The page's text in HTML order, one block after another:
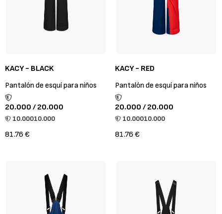
KACY - BLACK
Pantalón de esquí para niños
20.000 / 20.000
10.00010.000
81.76 €
KACY - RED
Pantalón de esquí para niños
20.000 / 20.000
10.00010.000
81.76 €